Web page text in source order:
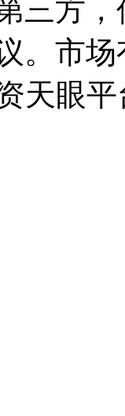
三方
。市
天眼平